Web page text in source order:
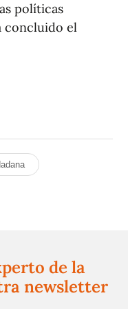
políticas
concluido el
de la
newsletter